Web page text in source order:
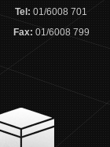
Tel:01/6008 701
Fax: 01/6008 799